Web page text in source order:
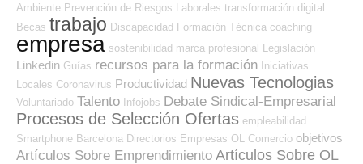
Ambiente Prevención de Riesgos Laborales transformación digital
Becas trabajo Discapacidad Formación Técnica coaching
empresa sostenibilidad marca profesional Legislación
Linkedin Guías recursos para la formación Iniciativas
Locales Coronavirus Productividad Nuevas Tecnologias
Voluntariado Talento Infojobs Debate Sindical-Empresarial
Procesos de Selección Ofertas empleabilidad
Smartphone Barcelona Directorios Empresas OL Comercio objetivos
Artículos Sobre Emprendimiento Artículos Sobre OL